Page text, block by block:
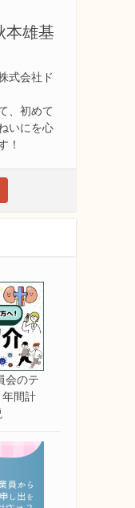
本雄基
式会社ド
、初めて
いにを心
！
会のテ
間計